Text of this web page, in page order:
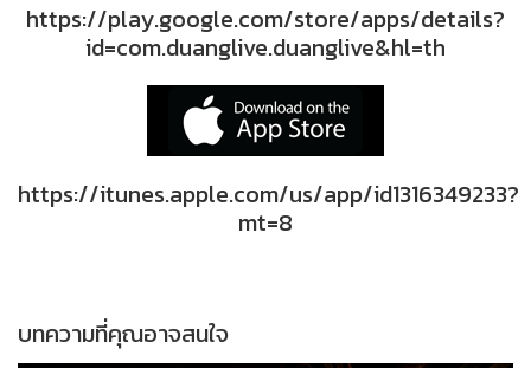
https://play.google.com/store/apps/details?
id=com.duanglive.duanglive&hl=th
https://itunes.apple.com/us/app/id1316349233?
mt=8
บทความที่คุณอาจสนใจ